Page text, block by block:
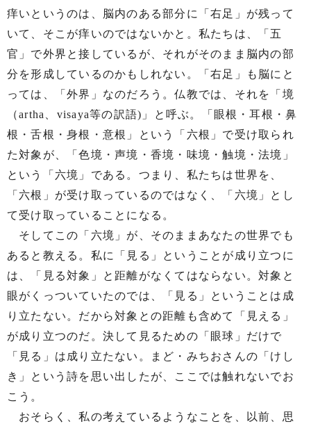
痒いというのは、脳内のある部分に「右足」が残って
いて、そこが痒いのではないかと。私たちは、「五
官」で外界と接しているが、それがそのまま脳内の部
分を形成しているのかもしれない。「右足」も脳にと
っては、「外界」なのだろう。仏教では、それを「境
（artha、visaya等の訳語)」と呼ぶ。「眼根・耳根・鼻
根・舌根・身根・意根」という「六根」で受け取られ
た対象が、「色境・声境・香境・味境・触境・法境」
という「六境」である。つまり、私たちは世界を、
「六根」が受け取っているのではなく、「六境」とし
て受け取っていることになる。
そしてこの「六境」が、そのままあなたの世界でも
あると教える。私に「見る」ということが成り立つに
は、「見る対象」と距離がなくてはならない。対象と
眼がくっついていたのでは、「見る」ということは成
り立たない。だから対象との距離も含めて「見える」
が成り立つのだ。決して見るための「眼球」だけで
「見る」は成り立たない。まど・みちおさんの「けし
き」という詩を思い出したが、ここでは触れないでお
こう。
おそらく、私の考えているようなことを、以前、思